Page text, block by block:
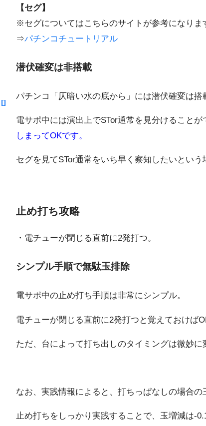
【セグ】
※セグについてはこちらのサイトが参考になりま
⇒パチンコチュートリアル
潜伏確変は非搭載
パチンコ「仄暗い水の底から」には潜伏確変は搭
電サポ中には演出上でSTor通常を見分けること
しまってOKです。
セグを見てSTor通常をいち早く察知したいとい
止め打ち攻略
・電チューが閉じる直前に2発打つ。
シンプル手順で無駄玉排除
電サポ中の止め打ち手順は非常にシンプル。
電チューが閉じる直前に2発打つと覚えておけば
ただ、台によって打ち出しのタイミングは微妙
なお、実践情報によると、打ちっぱなしの場合の
止め打ちをしっかり実践することで、玉増減は-